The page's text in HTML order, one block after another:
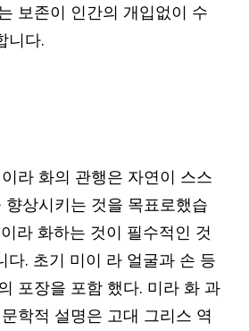
보존이 인간의 개입없이 수
니다.
라 화의 관행은 자연이 스스
상시키는 것을 목표로했습
라 화하는 것이 필수적인 것
다. 초기 미이 라 얼굴과 손 등
포장을 포함 했다. 미라 화 과
학적 설명은 고대 그리스 역